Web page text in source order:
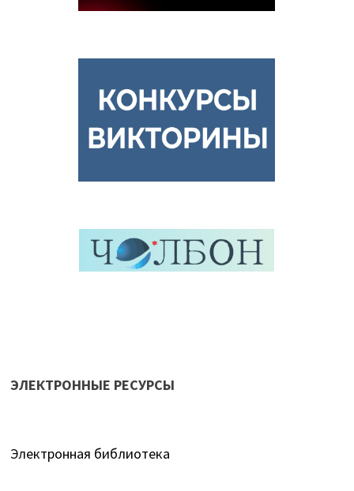
ЭЛЕКТРОННЫЕ РЕСУРСЫ
Электронная библиотека